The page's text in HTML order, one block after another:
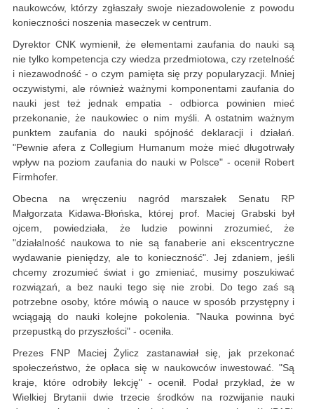
naukowców, którzy zgłaszały swoje niezadowolenie z powodu
konieczności noszenia maseczek w centrum.
Dyrektor CNK wymienił, że elementami zaufania do nauki są
nie tylko kompetencja czy wiedza przedmiotowa, czy rzetelność
i niezawodność - o czym pamięta się przy popularyzacji. Mniej
oczywistymi, ale również ważnymi komponentami zaufania do
nauki jest też jednak empatia - odbiorca powinien mieć
przekonanie, że naukowiec o nim myśli. A ostatnim ważnym
punktem zaufania do nauki spójność deklaracji i działań.
"Pewnie afera z Collegium Humanum może mieć długotrwały
wpływ na poziom zaufania do nauki w Polsce" - ocenił Robert
Firmhofer.
Obecna na wręczeniu nagród marszałek Senatu RP
Małgorzata Kidawa-Błońska, której prof. Maciej Grabski był
ojcem, powiedziała, że ludzie powinni zrozumieć, że
"działalność naukowa to nie są fanaberie ani ekscentryczne
wydawanie pieniędzy, ale to konieczność". Jej zdaniem, jeśli
chcemy zrozumieć świat i go zmieniać, musimy poszukiwać
rozwiązań, a bez nauki tego się nie zrobi. Do tego zaś są
potrzebne osoby, które mówią o nauce w sposób przystępny i
wciągają do nauki kolejne pokolenia. "Nauka powinna być
przepustką do przyszłości" - oceniła.
Prezes FNP Maciej Żylicz zastanawiał się, jak przekonać
społeczeństwo, że opłaca się w naukowców inwestować. "Są
kraje, które odrobiły lekcję" - ocenił. Podał przykład, że w
Wielkiej Brytanii dwie trzecie środków na rozwijanie nauki